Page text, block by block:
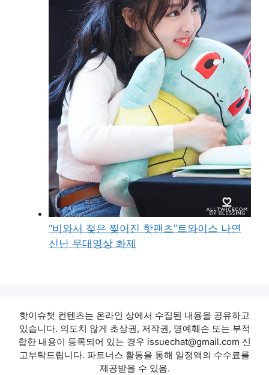
“비와서 젖은 찢어진 핫팬츠”트와이스 나연
신난 무대영상 화제
핫이슈챗 컨텐츠는 온라인 상에서 수집된 내용을 공유하고
있습니다. 의도치 않게 초상권, 저작권, 명예훼손 또는 부적
합한 내용이 등록되어 있는 경우 issuechat@gmail.com 신
고부탁드립니다. 파트너스 활동을 통해 일정액의 수수료를
제공받을 수 있음.